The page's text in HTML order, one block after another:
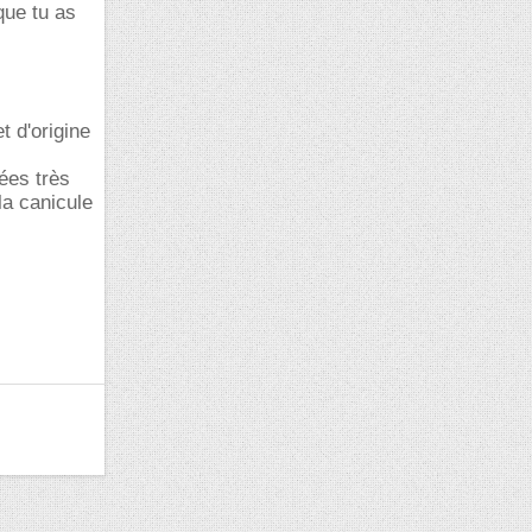
tu as
d'origine
très
canicule